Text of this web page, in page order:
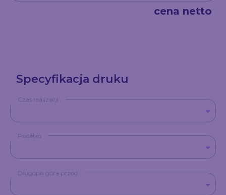
cena netto
Specyfikacja druku
Czas realizacji
Pudełko
Długopis góra przód